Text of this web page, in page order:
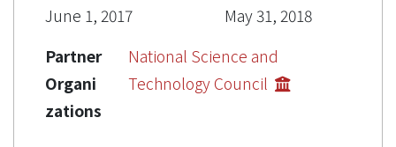
June 1, 2017
May 31, 2018
Partner
Organi
zations
National Science and
Technology Council